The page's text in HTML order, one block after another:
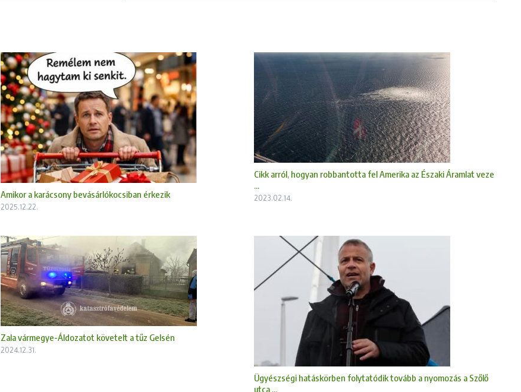
Amikor a karácsony bevásárlókocsiban érkezik
2025.12.22.
Cikk arról, hogyan robbantotta fel Amerika az Északi Áramlat veze
...
2023.02.14.
Zala vármegye-Áldozatot követelt a tűz Gelsén
2024.12.31.
Ügyészségi hatáskörben folytatódik tovább a nyomozás a Szőlő
utca ...